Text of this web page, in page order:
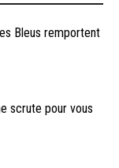
Bleus remportent
scrute pour vous